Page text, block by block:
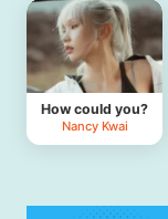
How could you?
Nancy Kwai